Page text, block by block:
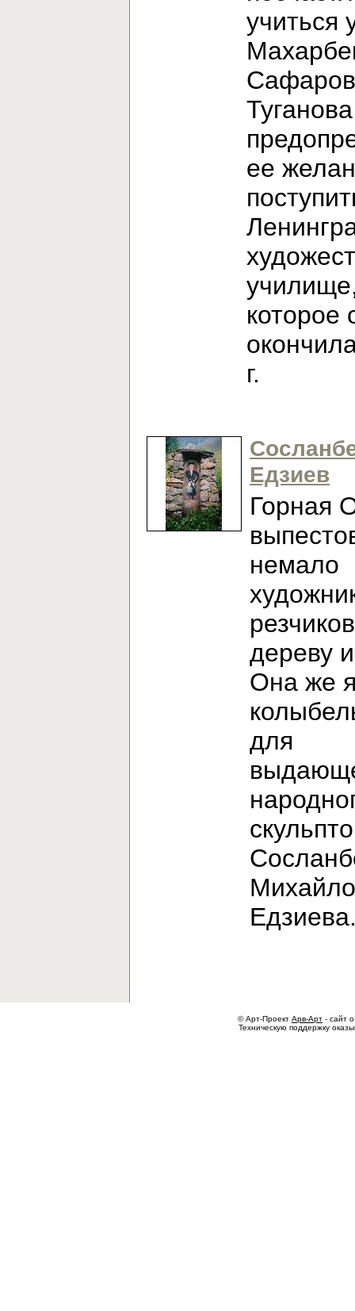
учиться
ее
которое
г.
Едзиев
Горная
немало
дереву
Она же
для
© Арт-Проект Арв-Арт - сайт
Техническую поддержку